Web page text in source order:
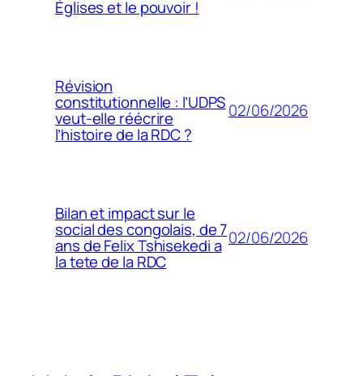
Églises et le pouvoir !
Révision
constitutionnelle : l’UDPS
veut-elle réécrire
l’histoire de la RDC ?
02/06/2026
Bilan et impact sur le
social des congolais, de 7
ans de Felix Tshisekedi a
la tete de la RDC
02/06/2026